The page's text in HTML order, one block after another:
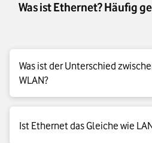
Was ist Ethernet? Häufig
Was ist der Unterschied
WLAN?
Local Area Networks (LAN).
Ist Ethernet das Gleiche wie